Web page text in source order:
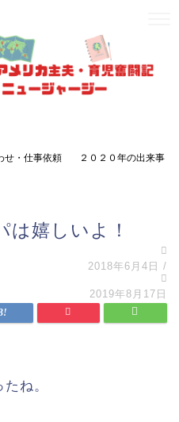
せ・仕事依頼 ２０２０年の出来事
は嬉しいよ！
2018年6月4日 /
2019年8月17日
ね。